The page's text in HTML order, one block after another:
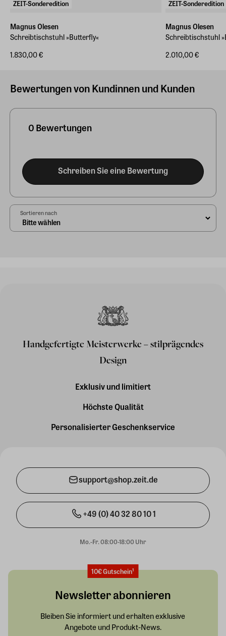
ZEIT-Sonderedition
Magnus Olesen
Schreibtischstuhl »Butterfly«
1.830,00 €
ZEIT-Sonderedition
Magnus Olesen
Schreibtischstuhl
2.010,00 €
Bewertungen von Kundinnen und Kunden
0 Bewertungen
Schreiben Sie eine Bewertung
Sortieren nach
Handgefertigte Meisterwerke – stilprägendes
Design
Exklusiv und limitiert
Höchste Qualität
Personalisierter Geschenkservice
support@shop.zeit.de
+49 (0) 40 32 80 10 1
Mo.-Fr. 08:00-18:00 Uhr
10€ Gutschein¹
Newsletter abonnieren
Bleiben Sie informiert und erhalten exklusive
Angebote und Produkt-News.